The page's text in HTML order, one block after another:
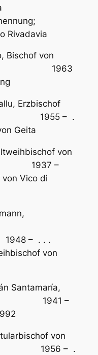
Fissiana
Rivadavia
von
1963
Erzbischof
– .
Geita
von
–
Vico di
– . . .
von
Santamaría,
1941 –
von
1956 – .